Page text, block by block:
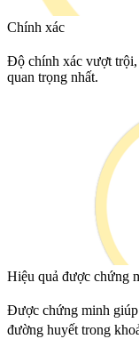
Chính xác
Độ chính xác vượt trội,
quan trọng nhất.
Hiệu quả được chứng
Được chứng minh
đường huyết trong